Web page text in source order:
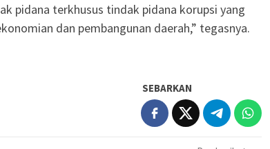
pidana terkhusus tindak pidana korupsi yang
dan pembangunan daerah,” tegasnya.
SEBARKAN